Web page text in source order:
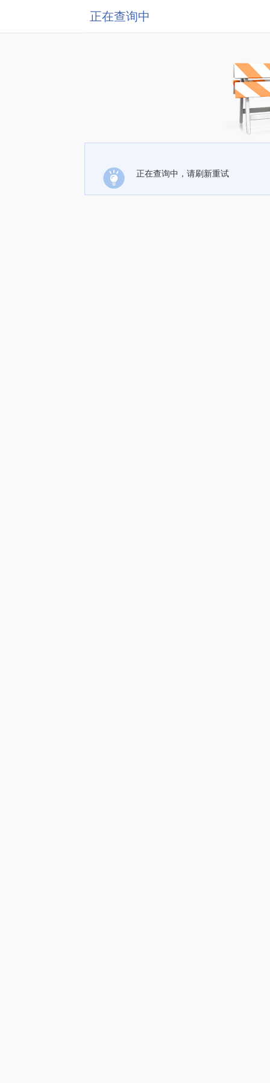
正在查询中
正在查询中，请刷新重试